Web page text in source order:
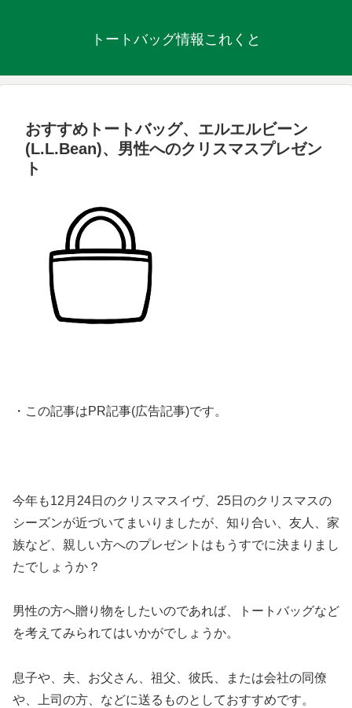
トートバッグ情報これくと
おすすめトートバッグ、エルエルビーン
(L.L.Bean)、男性へのクリスマスプレゼン
ト
・この記事はPR記事(広告記事)です。
今年も12月24日のクリスマスイヴ、25日のクリスマスの
シーズンが近づいてまいりましたが、知り合い、友人、家
族など、親しい方へのプレゼントはもうすでに決まりまし
たでしょうか？
男性の方へ贈り物をしたいのであれば、トートバッグなど
を考えてみられてはいかがでしょうか。
息子や、夫、お父さん、祖父、彼氏、または会社の同僚
や、上司の方、などに送るものとしておすすめです。